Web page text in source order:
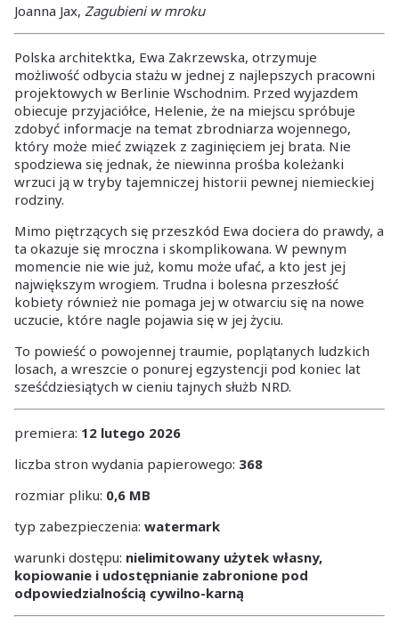
Joanna Jax, Zagubieni w mroku
Polska architektka, Ewa Zakrzewska, otrzymuje
możliwość odbycia stażu w jednej z najlepszych pracowni
projektowych w Berlinie Wschodnim. Przed wyjazdem
obiecuje przyjaciółce, Helenie, że na miejscu spróbuje
zdobyć informacje na temat zbrodniarza wojennego,
który może mieć związek z zaginięciem jej brata. Nie
spodziewa się jednak, że niewinna prośba koleżanki
wrzuci ją w tryby tajemniczej historii pewnej niemieckiej
rodziny.
Mimo piętrzących się przeszkód Ewa dociera do prawdy, a
ta okazuje się mroczna i skomplikowana. W pewnym
momencie nie wie już, komu może ufać, a kto jest jej
największym wrogiem. Trudna i bolesna przeszłość
kobiety również nie pomaga jej w otwarciu się na nowe
uczucie, które nagle pojawia się w jej życiu.
To powieść o powojennej traumie, poplątanych ludzkich
losach, a wreszcie o ponurej egzystencji pod koniec lat
sześćdziesiątych w cieniu tajnych służb NRD.
premiera: 12 lutego 2026
liczba stron wydania papierowego: 368
rozmiar pliku: 0,6 MB
typ zabezpieczenia: watermark
warunki dostępu: nielimitowany użytek własny,
kopiowanie i udostępnianie zabronione pod
odpowiedzialnością cywilno-karną